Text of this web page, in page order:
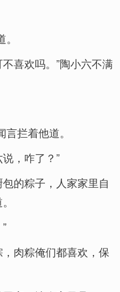
喜欢吗。”陶小六不满
拦着他道。
，咋了？”
的粽子，人家家里自
肉粽俺们都喜欢，保